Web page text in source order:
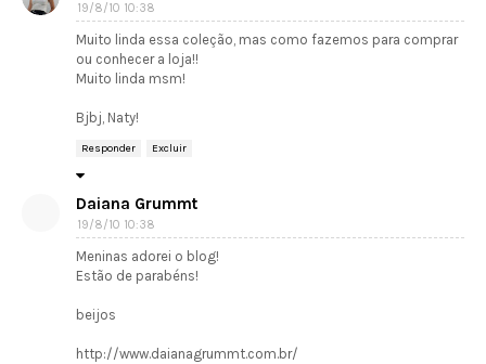
19/8/10 10:38
Muito linda essa coleção, mas como fazemos para comprar
ou conhecer a loja!!
Muito linda msm!
Bjbj, Naty!
Responder Excluir
Daiana Grummt
19/8/10 10:38
Meninas adorei o blog!
Estão de parabéns!
beijos
http://www.daianagrummt.com.br/